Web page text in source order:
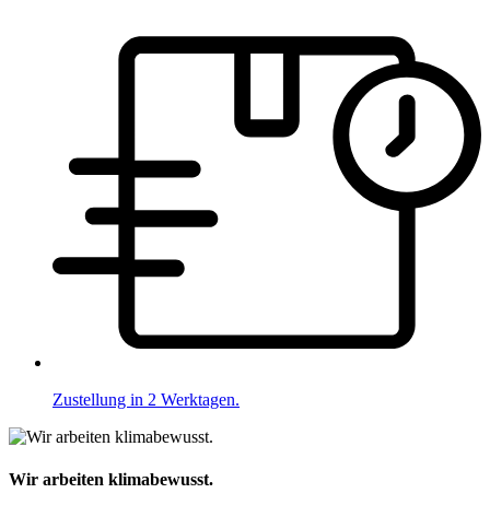
Zustellung in 2 Werktagen.
Wir arbeiten klimabewusst.